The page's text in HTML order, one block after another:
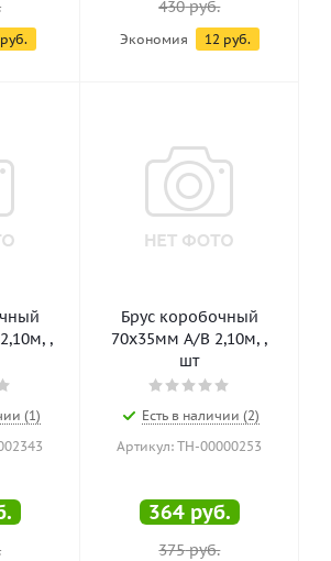
руб.
430руб.
Экономия 12 руб.
,
(1)
Брус коробочный
70х35мм А/В 2,10м, ,
шт
Есть в наличии (2)
Артикул: ТН-00000253
364руб.
375руб.